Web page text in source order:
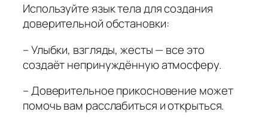
Используйте язык тела для создания
доверительной обстановки:
– Улыбки, взгляды, жесты — все это
создаёт непринуждённую атмосферу.
– Доверительное прикосновение может
помочь вам расслабиться и открыться.